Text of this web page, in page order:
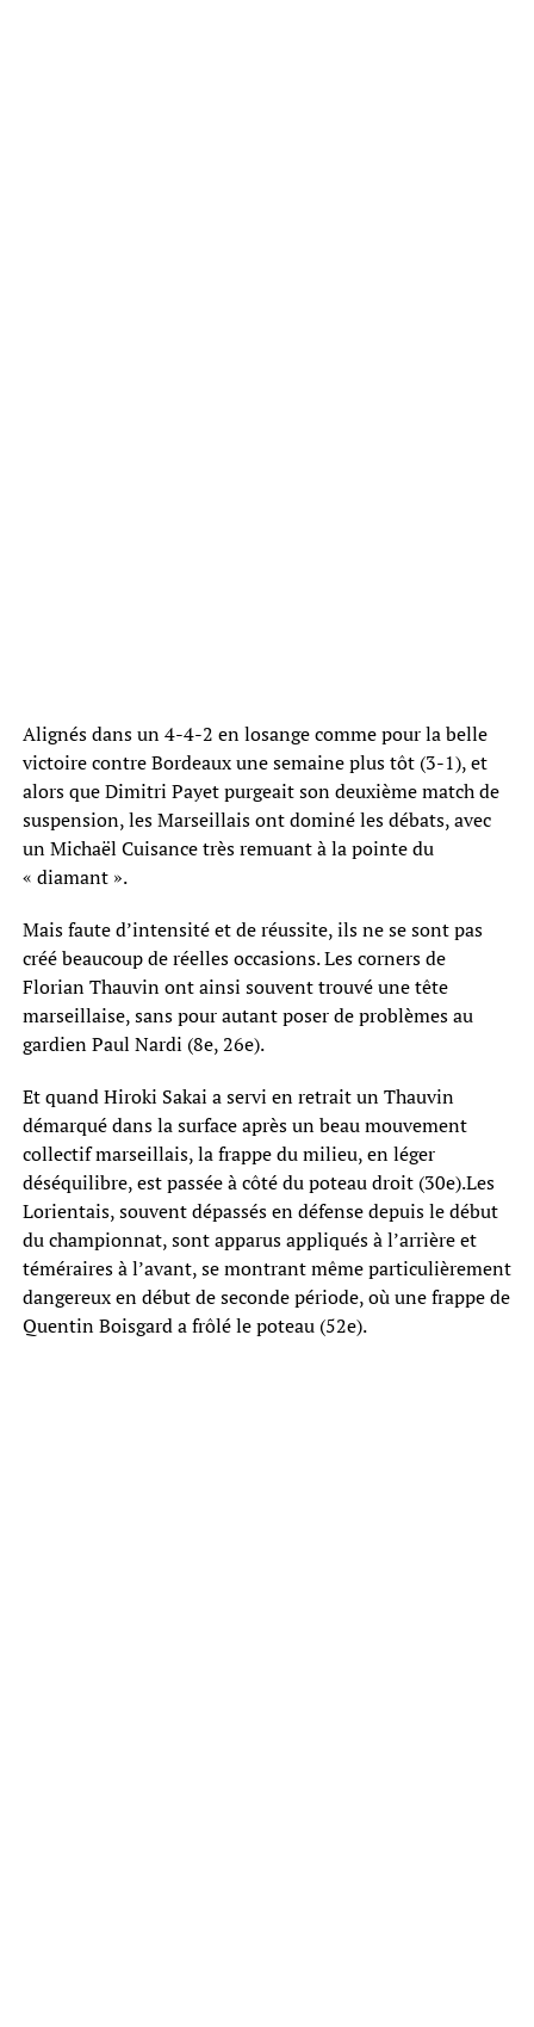
Alignés dans un 4-4-2 en losange comme pour la belle
victoire contre Bordeaux une semaine plus tôt (3-1), et
alors que Dimitri Payet purgeait son deuxième match de
suspension, les Marseillais ont dominé les débats, avec
un Michaël Cuisance très remuant à la pointe du
« diamant ».
Mais faute d’intensité et de réussite, ils ne se sont pas
créé beaucoup de réelles occasions. Les corners de
Florian Thauvin ont ainsi souvent trouvé une tête
marseillaise, sans pour autant poser de problèmes au
gardien Paul Nardi (8e, 26e).
Et quand Hiroki Sakai a servi en retrait un Thauvin
démarqué dans la surface après un beau mouvement
collectif marseillais, la frappe du milieu, en léger
déséquilibre, est passée à côté du poteau droit (30e).Les
Lorientais, souvent dépassés en défense depuis le début
du championnat, sont apparus appliqués à l’arrière et
téméraires à l’avant, se montrant même particulièrement
dangereux en début de seconde période, où une frappe de
Quentin Boisgard a frôlé le poteau (52e).